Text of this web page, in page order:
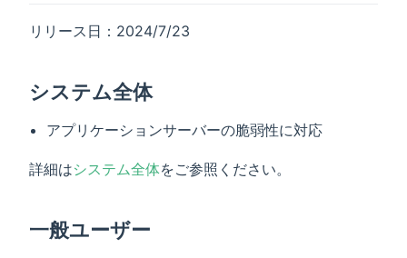
リリース日：2024/7/23
システム全体
アプリケーションサーバーの脆弱性に対応
詳細はシステム全体をご参照ください。
一般ユーザー